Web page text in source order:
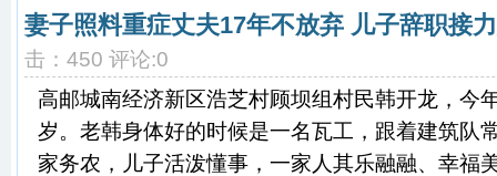
妻子照料重症丈夫17年不放弃 儿子辞职接
击：450 评论:0
高邮城南经济新区浩芝村顾坝组村民韩开龙，今
岁。老韩身体好的时候是一名瓦工，跟着建筑队
家务农，儿子活泼懂事，一家人其乐融融、幸福